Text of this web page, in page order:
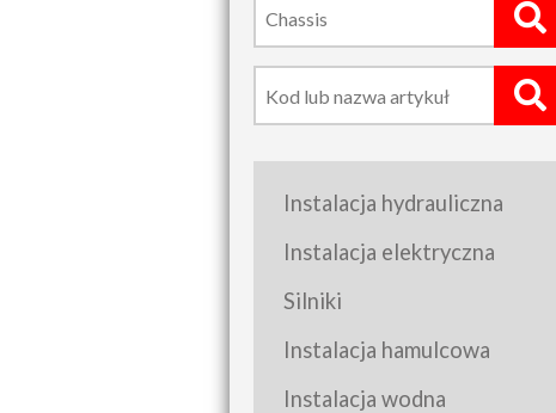
Instalacja hydrauliczna
Instalacja elektryczna
Silniki
Instalacja hamulcowa
Instalacja wodna